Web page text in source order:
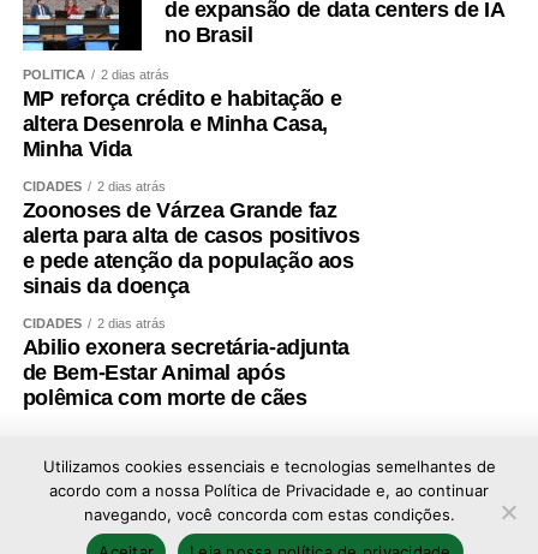
de expansão de data centers de IA
no Brasil
POLÍTICA 2 dias atrás
MP reforça crédito e habitação e
altera Desenrola e Minha Casa,
Minha Vida
CIDADES 2 dias atrás
Zoonoses de Várzea Grande faz
alerta para alta de casos positivos
e pede atenção da população aos
sinais da doença
CIDADES 2 dias atrás
Abilio exonera secretária-adjunta
de Bem-Estar Animal após
polêmica com morte de cães
Copyright © 2026 - Todos os direitos reservados ao
Utilizamos cookies essenciais e tecnologias semelhantes de
acordo com a nossa Política de Privacidade e, ao continuar
navegando, você concorda com estas condições.